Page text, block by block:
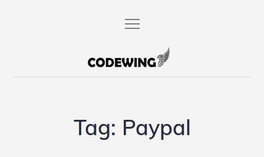
codewing.de
Tag: Paypal